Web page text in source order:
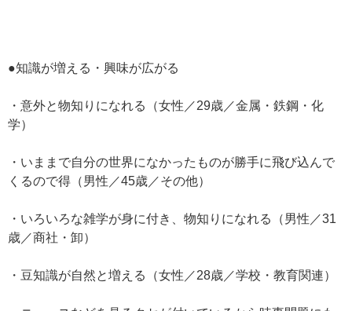
●知識が増える・興味が広がる
・意外と物知りになれる（女性／29歳／金属・鉄鋼・化
学）
・いままで自分の世界になかったものが勝手に飛び込んで
くるので得（男性／45歳／その他）
・いろいろな雑学が身に付き、物知りになれる（男性／31
歳／商社・卸）
・豆知識が自然と増える（女性／28歳／学校・教育関連）